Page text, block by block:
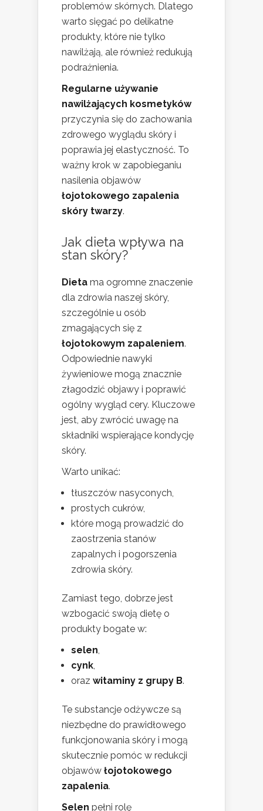
problemów skórnych. Dlatego
warto sięgać po delikatne
produkty, które nie tylko
nawilżają, ale również redukują
podrażnienia.
Regularne używanie
nawilżających kosmetyków
przyczynia się do zachowania
zdrowego wyglądu skóry i
poprawia jej elastyczność. To
ważny krok w zapobieganiu
nasilenia objawów
łojotokowego zapalenia
skóry twarzy.
Jak dieta wpływa na
stan skóry?
Dieta ma ogromne znaczenie
dla zdrowia naszej skóry,
szczególnie u osób
zmagających się z
łojotokowym zapaleniem.
Odpowiednie nawyki
żywieniowe mogą znacznie
złagodzić objawy i poprawić
ogólny wygląd cery. Kluczowe
jest, aby zwrócić uwagę na
składniki wspierające kondycję
skóry.
Warto unikać:
tłuszczów nasyconych,
prostych cukrów,
które mogą prowadzić do
zaostrzenia stanów
zapalnych i pogorszenia
zdrowia skóry.
Zamiast tego, dobrze jest
wzbogacić swoją dietę o
produkty bogate w:
selen,
cynk,
oraz witaminy z grupy B.
Te substancje odżywcze są
niezbędne do prawidłowego
funkcjonowania skóry i mogą
skutecznie pomóc w redukcji
objawów łojotokowego
zapalenia.
Selen pełni rolę